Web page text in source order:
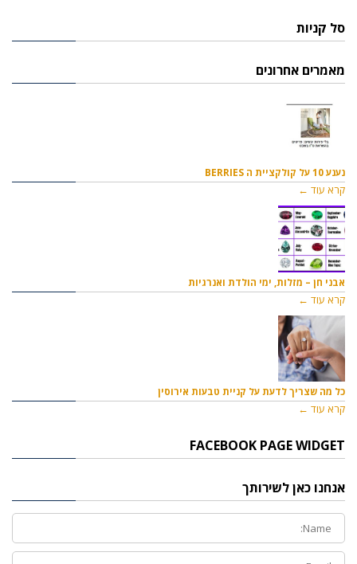
סל קניות
מאמרים אחרונים
נענע 10 על קולקציית ה BERRIES
קרא עוד ←
אבני חן – מזלות, ימי הולדת ואנרגיות
קרא עוד ←
כל מה שצריך לדעת על קניית טבעות אירוסין
קרא עוד ←
FACEBOOK PAGE WIDGET
אנחנו כאן לשירותך
Full
Name:
Email: